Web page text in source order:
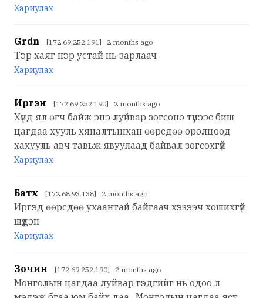
Хариулах
Grdn [172.69.252.191] 2 months ago
Тэр хаяг нэр устай нь зарлаач
Хариулах
Иргэн [172.69.252.190] 2 months ago
Хүнд ял өгч байж энэ луйвар зогсоно түүнээс биш
цагдаа хууль хяналтынхан өөрсдөө оролцоод
хахууль авч тавьж явуулаад байвал зогсохгүй
Хариулах
Батхүү [172.68.93.138] 2 months ago
Иргэд өөрсдөө ухаантай байгаач хэзээч хошихгүй
шүүдэн
Хариулах
Зочин [172.69.252.190] 2 months ago
Монголын цагдаа луйвар гэдгийг нь одоо л